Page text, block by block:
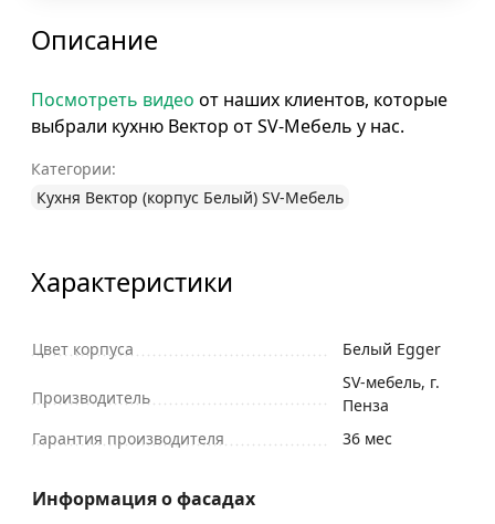
Описание
Посмотреть видео от наших клиентов, которые
выбрали кухню Вектор от SV-Мебель у нас.
Категории:
Кухня Вектор (корпус Белый) SV-Мебель
Характеристики
Цвет корпуса Белый Egger
Производитель
SV-мебель, г.
Пенза
Гарантия производителя
36 мес
Информация о фасадах